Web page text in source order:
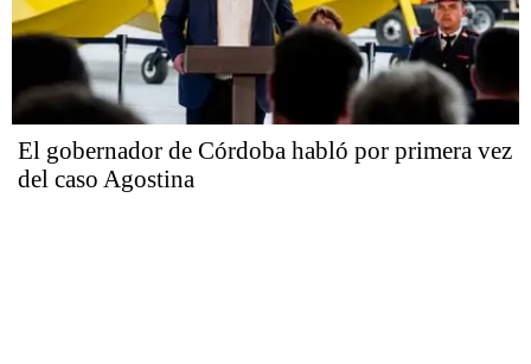
El gobernador de Córdoba habló por primera vez
del caso Agostina